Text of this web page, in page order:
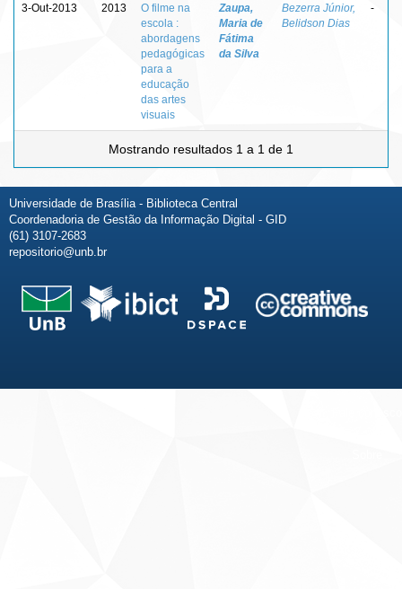
3-Out-2013 2013
O filme na
escola :
abordagens
pedagógicas
para a
educação
das artes
visuais
Zaupa,
Maria de
Fátima
da Silva
Bezerra Júnior,
Belidson Dias
-
Mostrando resultados 1 a 1 de 1
Universidade de Brasília - Biblioteca Central
Coordenadoria de Gestão da Informação Digital - GID
(61) 3107-2683
repositorio@unb.br